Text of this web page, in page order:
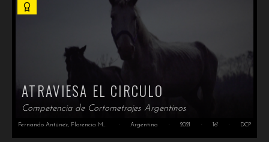
ATRAVIESA EL CIRCULO
Competencia de Cortometrajes Argentinos
Fernando Antúnez, Florencia Mara Greco, Andrés Grandi · Argentina · 2021 · 16' · DCP